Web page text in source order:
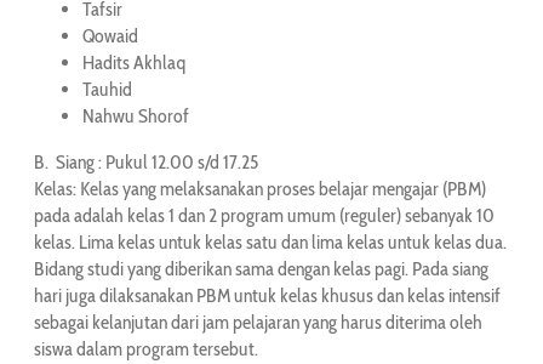
Tafsir
Qowaid
Hadits Akhlaq
Tauhid
Nahwu Shorof
B. Siang : Pukul 12.00 s/d 17.25
Kelas: Kelas yang melaksanakan proses belajar mengajar (PBM)
pada adalah kelas 1 dan 2 program umum (reguler) sebanyak 10
kelas. Lima kelas untuk kelas satu dan lima kelas untuk kelas dua.
Bidang studi yang diberikan sama dengan kelas pagi. Pada siang
hari juga dilaksanakan PBM untuk kelas khusus dan kelas intensif
sebagai kelanjutan dari jam pelajaran yang harus diterima oleh
siswa dalam program tersebut.